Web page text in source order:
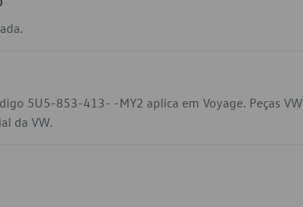
5U5-853-413- -MY2 aplica em Voyage. Peças VW
da VW.